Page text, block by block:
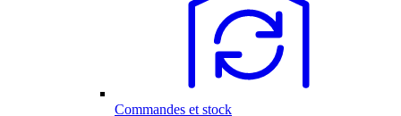
Commandes et stock